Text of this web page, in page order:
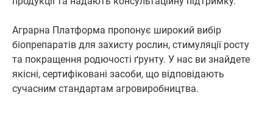
Аграрна Платформа пропонує широкий вибір
біопрепаратів для захисту рослин, стимуляції росту
та покращення родючості ґрунту. У нас ви знайдете
якісні, сертифіковані засоби, що відповідають
сучасним стандартам агровиробництва.